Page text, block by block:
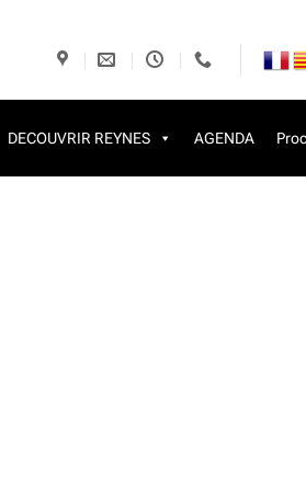
DECOUVRIR REYNES AGENDA